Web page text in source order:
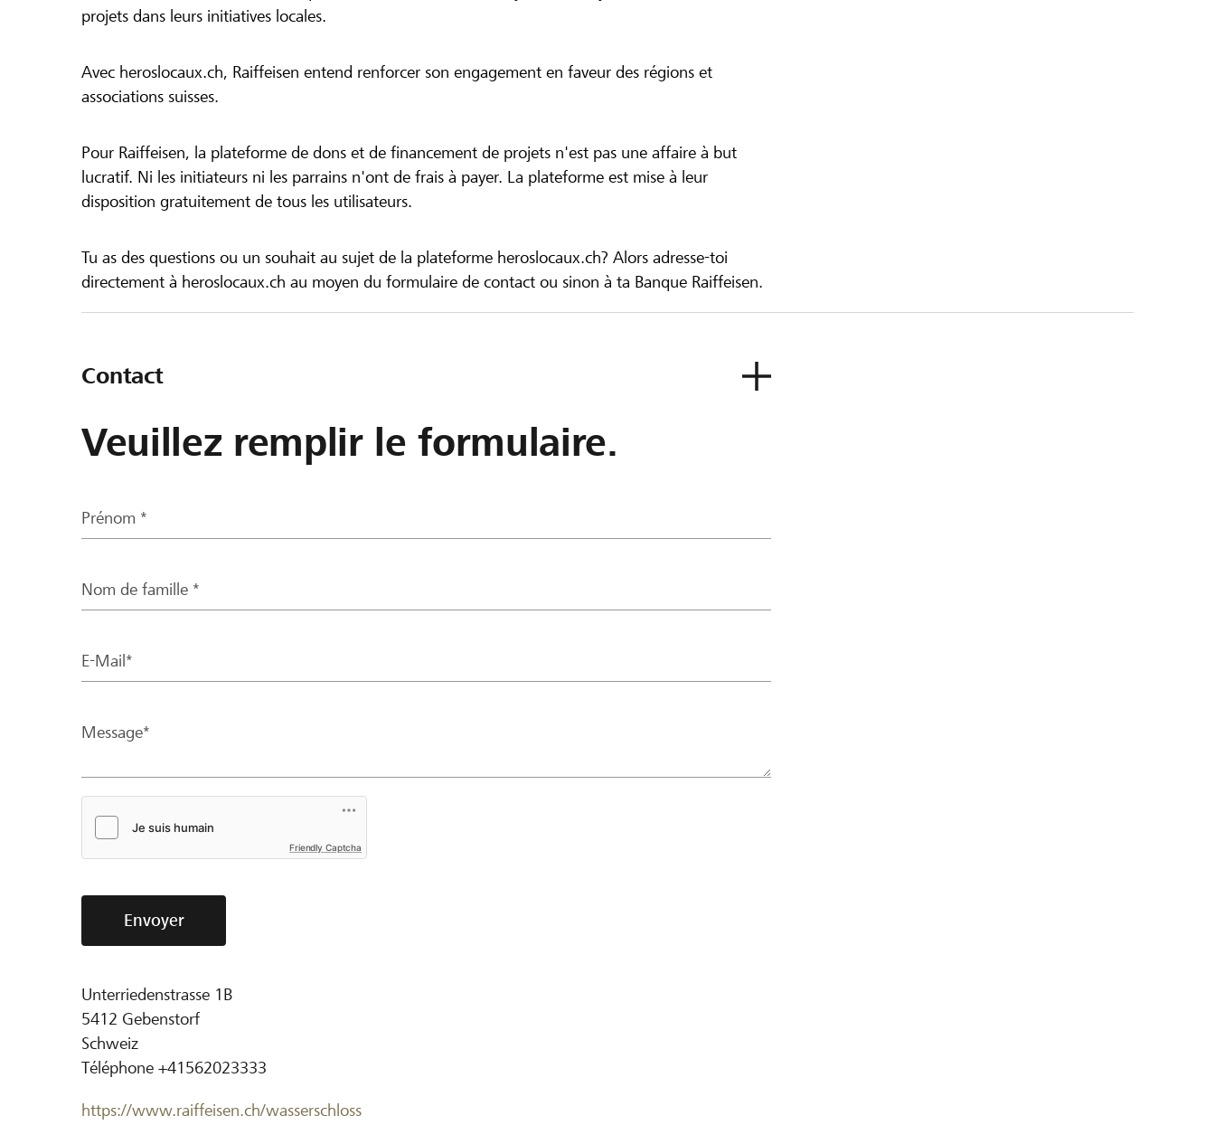
projets dans leurs initiatives locales.
Avec heroslocaux.ch, Raiffeisen entend renforcer son engagement en faveur des régions et
associations suisses.
Pour Raiffeisen, la plateforme de dons et de financement de projets n'est pas une affaire à but
lucratif. Ni les initiateurs ni les parrains n'ont de frais à payer. La plateforme est mise à leur
disposition gratuitement de tous les utilisateurs.
Tu as des questions ou un souhait au sujet de la plateforme heroslocaux.ch? Alors adresse-toi
directement à heroslocaux.ch au moyen du formulaire de contact ou sinon à ta Banque Raiffeisen.
Contact
Veuillez remplir le formulaire.
Prénom *
Nom de famille *
E-Mail*
Message*
Friendly Captcha
Envoyer
Unterriedenstrasse 1B
5412 Gebenstorf
Schweiz
Téléphone +41562023333
https://www.raiffeisen.ch/wasserschloss